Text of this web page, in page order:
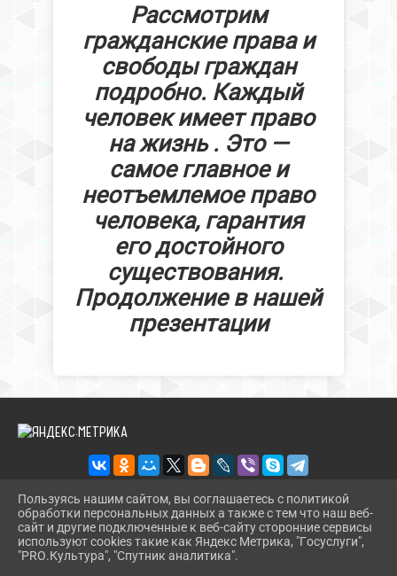
Рассмотрим
гражданские права и
свободы граждан
подробно. Каждый
человек имеет право
на жизнь . Это —
самое главное и
неотъемлемое право
человека, гарантия
его достойного
существования.
Продолжение в нашей
презентации
2026 Г. BIBL-UPOR.PAVKULT.RU
ВХОД
КАРТА САЙТА
Пользуясь нашим сайтом, вы соглашаетесь с политикой
обработки персональных данных а также с тем что наш веб-
сайт и другие подключенные к веб-сайту сторонние сервисы
используют cookies такие как Яндекс Метрика, "Госуслуги",
"PRO.Культура", "Спутник аналитика".